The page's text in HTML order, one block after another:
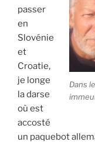
Dans
passer
en
Slovénie
et
Croatie,
je longe
la darse
où est
accosté
un paquebot